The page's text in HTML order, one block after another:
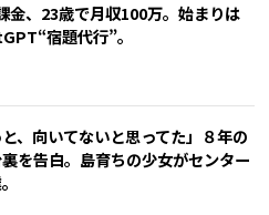
金、23歳で月収100万。始まりは
宿題代行”。
、向いてないと思ってた」８年の
を告白。島育ちの少女がセンター